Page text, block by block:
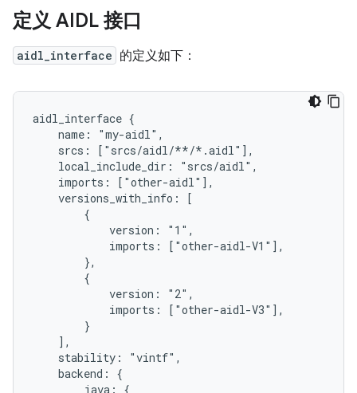
定义 AIDL 接口
aidl_interface 的定义如下：
aidl_interface {
    name: "my-aidl",
    srcs: ["srcs/aidl/**/*.aidl"],
    local_include_dir: "srcs/aidl",
    imports: ["other-aidl"],
    versions_with_info: [
        {
            version: "1",
            imports: ["other-aidl-V1"],
        },
        {
            version: "2",
            imports: ["other-aidl-V3"],
        }
    ],
    stability: "vintf",
    backend: {
        java: {